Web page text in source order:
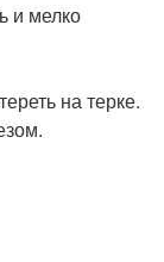
и мелко
на терке.